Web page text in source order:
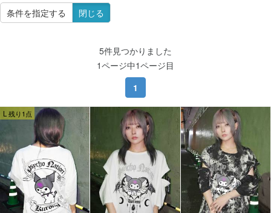
条件を指定する 閉じる
5件見つかりました
1ページ中1ページ目
1
L 残り1点